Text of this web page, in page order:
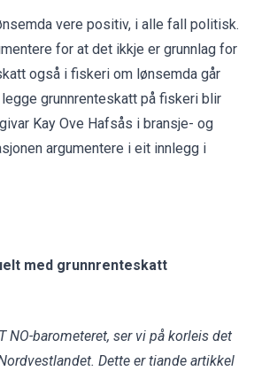
vere positiv, i alle fall politisk.
for at det ikkje er grunnlag for
også i fiskeri om lønsemda går
legge grunnrenteskatt på fiskeri blir
Kay Ove Hafsås i bransje- og
argumentere i eit innlegg i
med grunnrenteskatt
NO-barometeret, ser vi på korleis det
Dette er tiande artikkel